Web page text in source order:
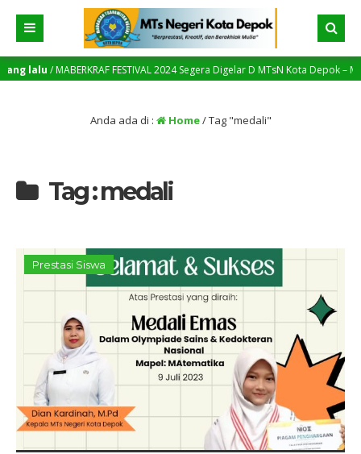
lalu/ MABERKRAF FESTIVAL 2024 Segera Digelar D MTsN Kota Depok –
Anda ada di : Home/Tag "medali"
Tag : medali
Prestasi Siswa